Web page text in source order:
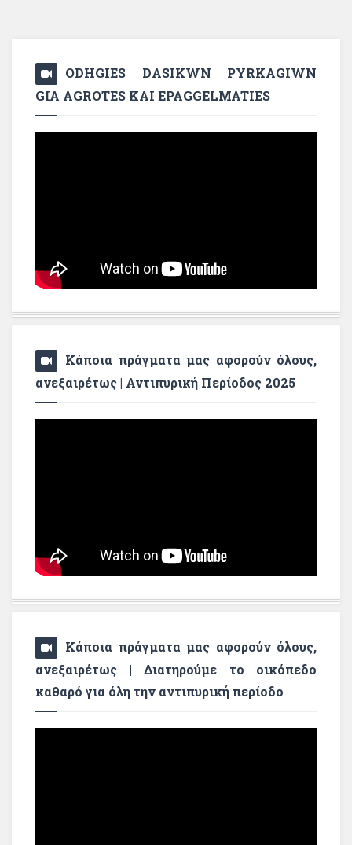
ODHGIES DASIKWN PYRKAGIWN
GIA AGROTES KAI EPAGGELMATIES
Κάποια πράγματα μας αφορούν όλους,
ανεξαιρέτως | Αντιπυρική Περίοδος 2025
Κάποια πράγματα μας αφορούν όλους,
ανεξαιρέτως | Διατηρούμε το οικόπεδο
καθαρό για όλη την αντιπυρική περίοδο